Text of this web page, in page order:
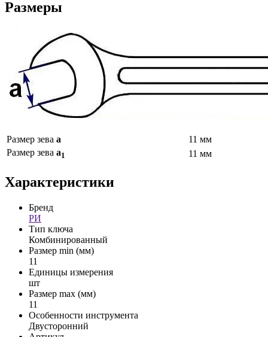
Размеры
Размер зева а
11 мм
Размер зева а1 11 мм
Характеристики
Бренд
РИ
Тип ключа
Комбинированный
Размер min (мм)
11
Единицы измерения
шт
Размер max (мм)
11
Особенности инструмента
Двусторонний